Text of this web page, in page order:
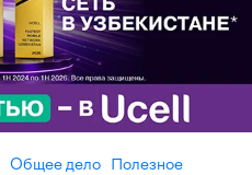
Общее дело Полезное